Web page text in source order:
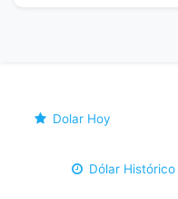
Dolar Hoy
Dólar Histórico